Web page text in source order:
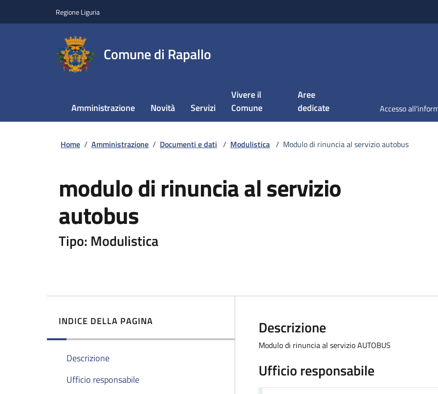
Regione Liguria
Comune di Rapallo
Amministrazione Novità Servizi
Vivere il
Comune
Aree
dedicate
Home / Amministrazione / Documenti e dati / Modulistica / Modulo di rinuncia al servizio autobus
modulo di rinuncia al servizio
autobus
Tipo: Modulistica
INDICE DELLA PAGINA
Descrizione
Ufficio responsabile
Descrizione
Modulo di rinuncia al servizio AUTOBUS
Ufficio responsabile